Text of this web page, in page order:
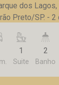
dos
SP. - 2 quartos,
- Banheiro
-
integrada; - 1
clientes
1
Suite
2
Banho